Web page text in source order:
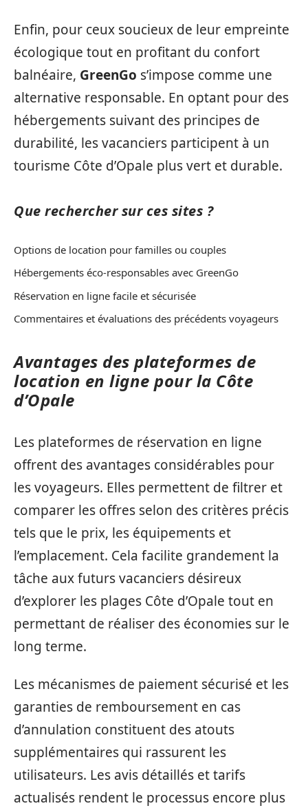
Enfin, pour ceux soucieux de leur empreinte
écologique tout en profitant du confort
balnéaire, GreenGo s’impose comme une
alternative responsable. En optant pour des
hébergements suivant des principes de
durabilité, les vacanciers participent à un
tourisme Côte d’Opale plus vert et durable.
Que rechercher sur ces sites ?
Options de location pour familles ou couples
Hébergements éco-responsables avec GreenGo
Réservation en ligne facile et sécurisée
Commentaires et évaluations des précédents voyageurs
Avantages des plateformes de
location en ligne pour la Côte
d’Opale
Les plateformes de réservation en ligne
offrent des avantages considérables pour
les voyageurs. Elles permettent de filtrer et
comparer les offres selon des critères précis
tels que le prix, les équipements et
l’emplacement. Cela facilite grandement la
tâche aux futurs vacanciers désireux
d’explorer les plages Côte d’Opale tout en
permettant de réaliser des économies sur le
long terme.
Les mécanismes de paiement sécurisé et les
garanties de remboursement en cas
d’annulation constituent des atouts
supplémentaires qui rassurent les
utilisateurs. Les avis détaillés et tarifs
actualisés rendent le processus encore plus